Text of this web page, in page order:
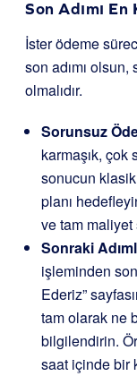
Son Adımı En
İster ödeme
son adımı
olmalıdır.
Sorunsuz
karmaşık, çok
sonucun
planı
ve tam maliyet
Sonraki
işleminden
Ederiz”
tam olarak ne
bilgilendirin.
saat içinde bir